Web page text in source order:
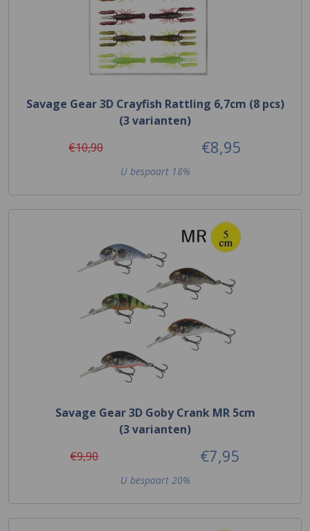
Savage Gear 3D Crayfish Rattling 6,7cm (8 pcs)
(3 varianten)
€10,90
€8,95
U bespaart 18%
Savage Gear 3D Goby Crank MR 5cm
(3 varianten)
€9,90
€7,95
U bespaart 20%